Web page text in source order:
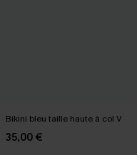
Bikini bleu taille haute à col V
35,00 €